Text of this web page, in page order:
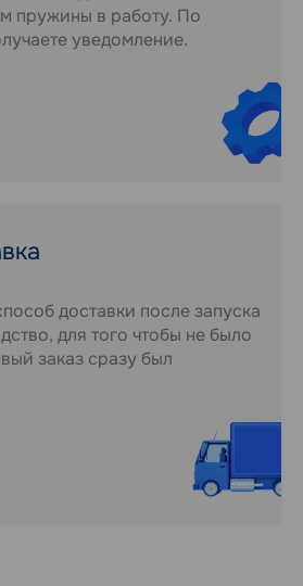
пружины в работу. По
уведомление.
доставки после запуска
для того чтобы не было
заказ сразу был